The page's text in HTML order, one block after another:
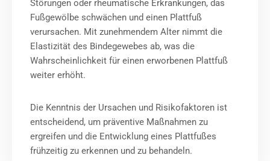
Störungen oder rheumatische Erkrankungen, das
Fußgewölbe schwächen und einen Plattfuß
verursachen. Mit zunehmendem Alter nimmt die
Elastizität des Bindegewebes ab, was die
Wahrscheinlichkeit für einen erworbenen Plattfuß
weiter erhöht.
Die Kenntnis der Ursachen und Risikofaktoren ist
entscheidend, um präventive Maßnahmen zu
ergreifen und die Entwicklung eines Plattfußes
frühzeitig zu erkennen und zu behandeln.